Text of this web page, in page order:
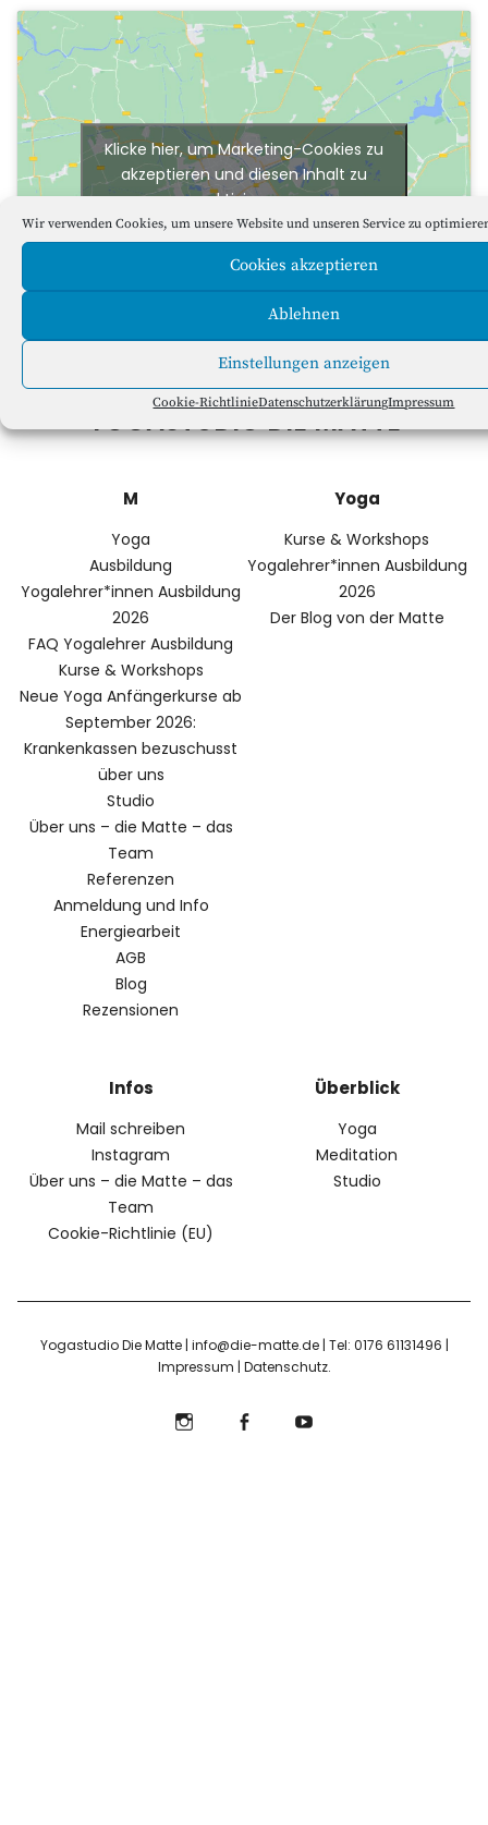
Wir verwenden Cookies, um unsere Website und unseren Service zu
Cookies akzeptieren
Ablehnen
Einstellungen anzeigen
Cookie-RichtlinieDatenschutzerklärungImpressum
Klicke hier, um Marketing-Cookies zu
akzeptieren und diesen Inhalt zu
aktivieren
YOGASTUDIO DIE MATTE
M
Yoga
Ausbildung
Yogalehrer*innen Ausbildung
2026
FAQ Yogalehrer Ausbildung
Kurse & Workshops
Neue Yoga Anfängerkurse ab
September 2026:
Krankenkassen bezuschusst
über uns
Studio
Über uns – die Matte – das
Team
Referenzen
Anmeldung und Info
Energiearbeit
AGB
Blog
Rezensionen
Yoga
Kurse & Workshops
Yogalehrer*innen Ausbildung
2026
Der Blog von der Matte
Infos
Mail schreiben
Instagram
Über uns – die Matte – das
Team
Cookie-Richtlinie (EU)
Überblick
Yoga
Meditation
Studio
Yogastudio Die Matte | info@die-matte.de | Tel: 0176 61131496 |
Impressum | Datenschutz